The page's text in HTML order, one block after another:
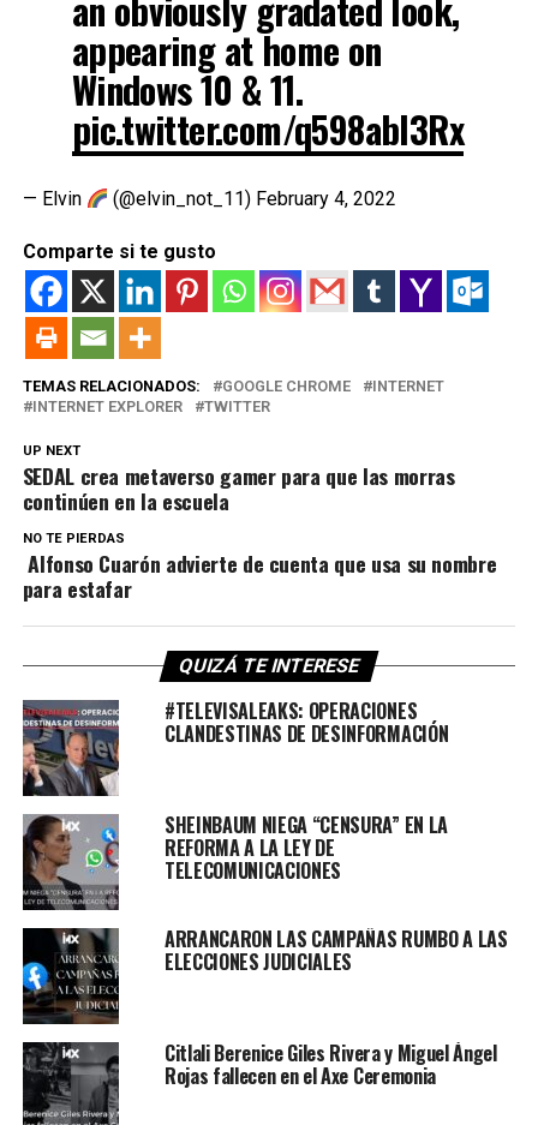
appearing at home on
Windows 10 & 11.
pic.twitter.com/q598abI3Rx
— Elvin (@elvin_not_11) February 4, 2022
Comparte si te gusto
TEMAS RELACIONADOS: GOOGLE CHROME
INTERNET
INTERNET EXPLORER
TWITTER
UP NEXT
SEDAL crea metaverso gamer para que las morras
continúen en la escuela
NO TE PIERDAS
Alfonso Cuarón advierte de cuenta que usa su nombre
para estafar
QUIZÁ TE INTERESE
#TELEVISALEAKS: OPERACIONES
CLANDESTINAS DE DESINFORMACIÓN
SHEINBAUM NIEGA “CENSURA” EN LA
REFORMA A LA LEY DE
TELECOMUNICACIONES
ARRANCARON LAS CAMPAÑAS RUMBO A LAS
ELECCIONES JUDICIALES
Citlali Berenice Giles Rivera y Miguel Ángel
Rojas fallecen en el Axe Ceremonia